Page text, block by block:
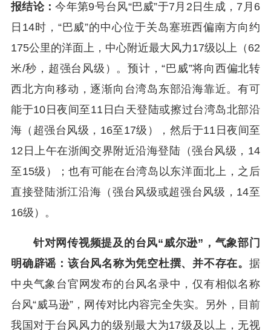
报结论：今年第9号台风“巴威”于7月2日生成，7月6
日14时，“巴威”的中心位于关岛塞班西偏南方向约
175公里的洋面上，中心附近最大风力17级以上（62
米/秒，超强台风级）。预计，“巴威”将向西偏北转
西北方向移动，逐渐向台湾岛东部沿海靠近。有可
能于10日夜间至11日白天登陆或擦过台湾岛北部沿
海（超强台风级，16至17级），然后于11日夜间至
12日上午在浙闽交界附近沿海登陆（强台风级，14
至15级）；也有可能在台湾岛以东洋面北上，之后
直接登陆浙江沿海（强台风级或超强台风级，14至
16级）。
针对网传视频提及的台风“威尔逊”，气象部门
明确辟谣： 该台风名称为凭空杜撰、并不存在。据
中央气象台官网发布的台风名录中，仅有相似名称
台风“威马逊”，网传对比内容完全失实。另外，目前
我国对于台风风力的级别最大为17级及以上，无视